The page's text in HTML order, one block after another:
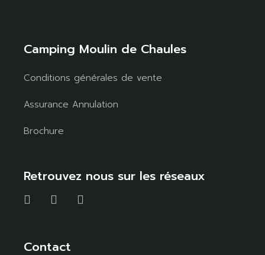
Camping Moulin de Chaules
Conditions générales de vente
Assurance Annulation
Brochure
Retrouvez nous sur les réseaux
Contact